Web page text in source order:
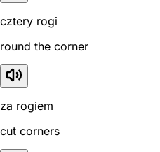
cztery rogi
round the corner
za rogiem
cut corners